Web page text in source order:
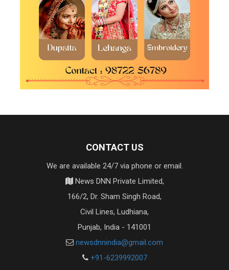
CONTACT US
We are available 24/7 via phone or email.
News DNN Private Limited,
166/2, Dr. Sham Singh Road,
Civil Lines, Ludhiana,
Punjab, India - 141001
newsdnnindia@gmail.com
+91-6239992007